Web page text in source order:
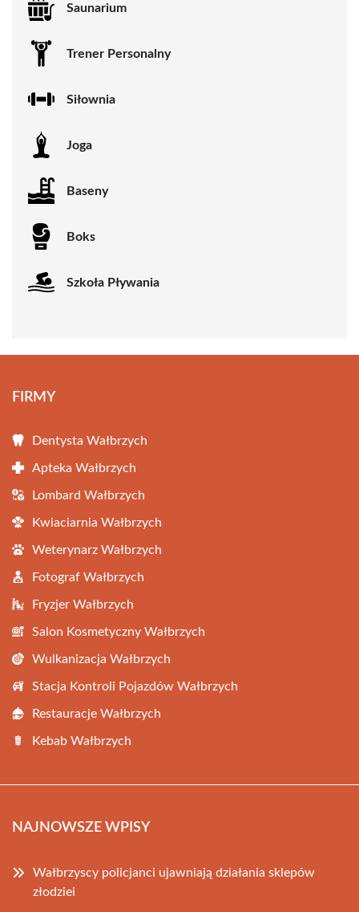
Saunarium
Trener Personalny
Siłownia
Joga
Baseny
Boks
Szkoła Pływania
FIRMY
Dentysta Wałbrzych
Apteka Wałbrzych
Lombard Wałbrzych
Kwiaciarnia Wałbrzych
Weterynarz Wałbrzych
Fotograf Wałbrzych
Fryzjer Wałbrzych
Salon Kosmetyczny Wałbrzych
Wulkanizacja Wałbrzych
Stacja Kontroli Pojazdów Wałbrzych
Restauracje Wałbrzych
Kebab Wałbrzych
NAJNOWSZE WPISY
Wałbrzyscy policjanci ujawniają działania sklepów
złodziei